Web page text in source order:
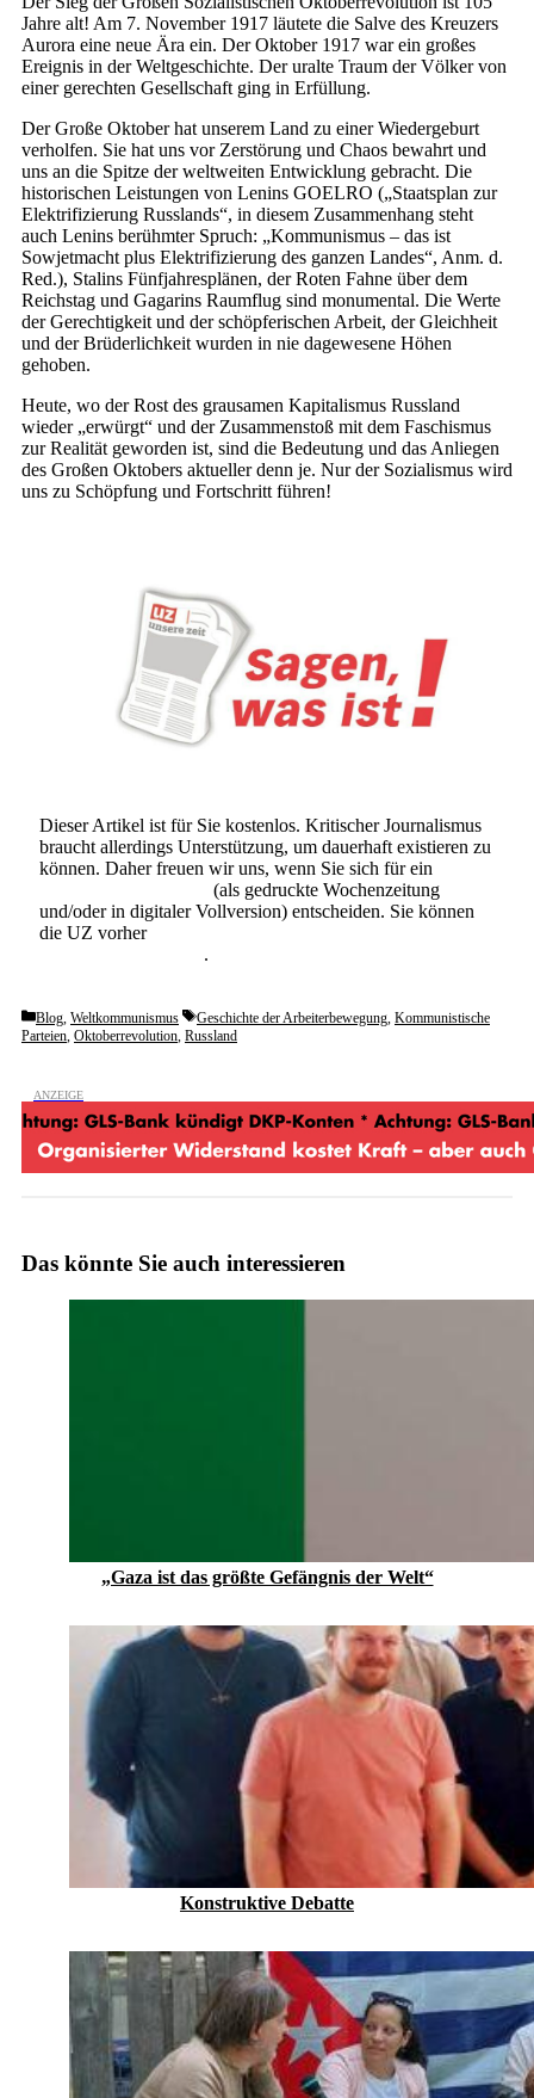
Jahre alt! Am 7. November 1917 läutete die Salve des Kreuzers
Aurora eine neue Ära ein. Der Oktober 1917 war ein großes
Ereignis in der Weltgeschichte. Der uralte Traum der Völker von
einer gerechten Gesellschaft ging in Erfüllung.
Der Große Oktober hat unserem Land zu einer Wiedergeburt
verholfen. Sie hat uns vor Zerstörung und Chaos bewahrt und
uns an die Spitze der weltweiten Entwicklung gebracht. Die
historischen Leistungen von Lenins GOELRO („Staatsplan zur
Elektrifizierung Russlands“, in diesem Zusammenhang steht
auch Lenins berühmter Spruch: „Kommunismus – das ist
Sowjetmacht plus Elektrifizierung des ganzen Landes“, Anm. d.
Red.), Stalins Fünfjahresplänen, der Roten Fahne über dem
Reichstag und Gagarins Raumflug sind monumental. Die Werte
der Gerechtigkeit und der schöpferischen Arbeit, der Gleichheit
und der Brüderlichkeit wurden in nie dagewesene Höhen
gehoben.
Heute, wo der Rost des grausamen Kapitalismus Russland
wieder „erwürgt“ und der Zusammenstoß mit dem Faschismus
zur Realität geworden ist, sind die Bedeutung und das Anliegen
des Großen Oktobers aktueller denn je. Nur der Sozialismus wird
uns zu Schöpfung und Fortschritt führen!
Dieser Artikel ist für Sie kostenlos. Kritischer Journalismus
braucht allerdings Unterstützung, um dauerhaft existieren zu
können. Daher freuen wir uns, wenn Sie sich für ein
(als gedruckte Wochenzeitung
und/oder in digitaler Vollversion) entscheiden. Sie können
die UZ vorher
.
Categories
Blog, Weltkommunismus Tags
Geschichte der Arbeiterbewegung, Kommunistische
Parteien, Oktoberrevolution, Russland
Das könnte Sie auch interessieren
„Gaza ist das größte Gefängnis der Welt“
Konstruktive Debatte